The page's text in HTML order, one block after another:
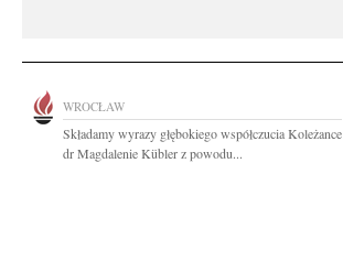
WROCŁAW
Składamy wyrazy głębokiego współczucia Koleżance
dr Magdalenie Kübler z powodu...